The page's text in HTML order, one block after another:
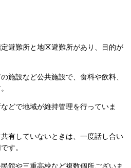
避難所と地区避難所があり、目的が
施設など公共施設で、食料や飲料、
どで地域が維持管理を行っていま
有していないときは、一度話し合い
す。
館や三重高校など複数個所ございま